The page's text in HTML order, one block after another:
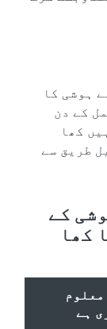
ہوشی کا
کے دن
کھا
طریق سے
کے
کھا
ہے